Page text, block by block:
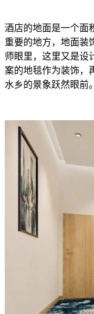
酒店的地面是一个面
重要的地方，地面装
师眼里，这里又是设
案的地毯作为装饰，
水乡的景象跃然眼前。